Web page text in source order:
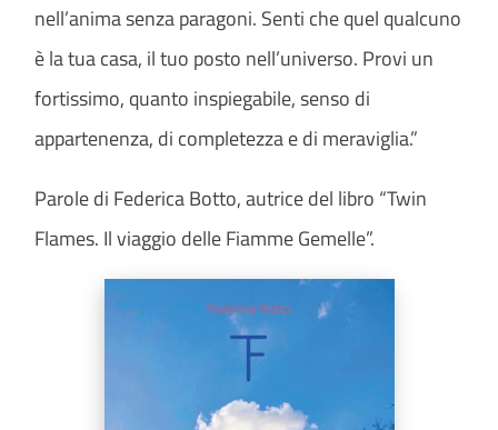
nell’anima senza paragoni. Senti che quel qualcuno
è la tua casa, il tuo posto nell’universo. Provi un
fortissimo, quanto inspiegabile, senso di
appartenenza, di completezza e di meraviglia.”
Parole di Federica Botto, autrice del libro “Twin
Flames. Il viaggio delle Fiamme Gemelle”.